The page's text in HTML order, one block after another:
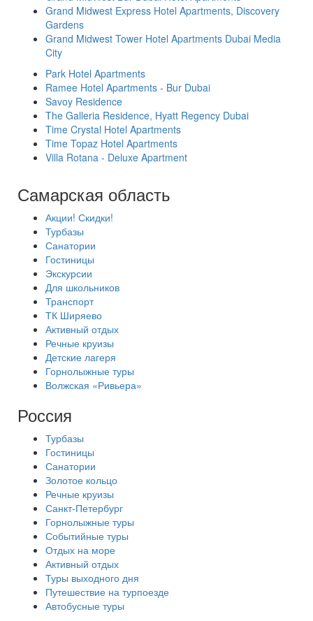
Grand Midwest Express Hotel Apartments, Discovery
Gardens
Grand Midwest Tower Hotel Apartments Dubai Media
City
Park Hotel Apartments
Ramee Hotel Apartments - Bur Dubai
Savoy Residence
The Galleria Residence, Hyatt Regency Dubai
Time Crystal Hotel Apartments
Time Topaz Hotel Apartments
Villa Rotana - Deluxe Apartment
Самарская область
Акции! Скидки!
Турбазы
Санатории
Гостиницы
Экскурсии
Для школьников
Транспорт
ТК Ширяево
Активный отдых
Речные круизы
Детские лагеря
Горнолыжные туры
Волжская «Ривьера»
Россия
Турбазы
Гостиницы
Санатории
Золотое кольцо
Речные круизы
Санкт-Петербург
Горнолыжные туры
Событийные туры
Отдых на море
Активный отдых
Туры выходного дня
Путешествие на турпоезде
Автобусные туры